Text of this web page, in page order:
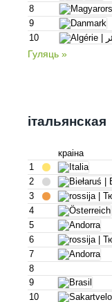
8
9
10
Гуляць »
італьянская
краіна
1
2
3
4
5
6
7
8
9
10